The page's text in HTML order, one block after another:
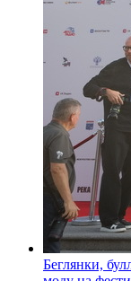
Беглянки,